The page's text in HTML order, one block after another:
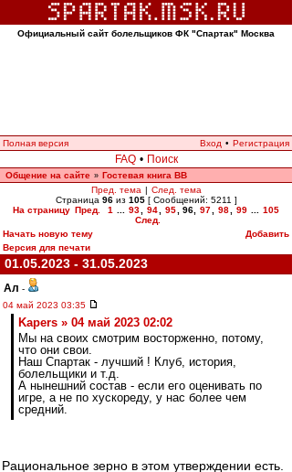
Официальный сайт болельщиков ФК "Спартак" Москва
Полная версия Вход • Регистрация
FAQ • Поиск
Общение на сайте » Гостевая книга ВВ
Пред. тема | След. тема
Страница 96из 105[ Сообщений: 5211 ]
На страницу Пред. 1 93 94 95 96 97 98 99
105
След.
Начать новую тему
Добавить
Версия для печати
01.05.2023 - 31.05.2023
Ал -
04 май 2023 03:35
Kapers » 04 май 2023 02:02
Мы на своих смотрим восторженно, потому,
что они свои.
Наш Спартак - лучший ! Клуб, история,
болельщики и т.д.
А нынешний состав - если его оценивать по
игре, а не по хускореду, у нас более чем
средний.
Рациональное зерно в этом утверждении есть.